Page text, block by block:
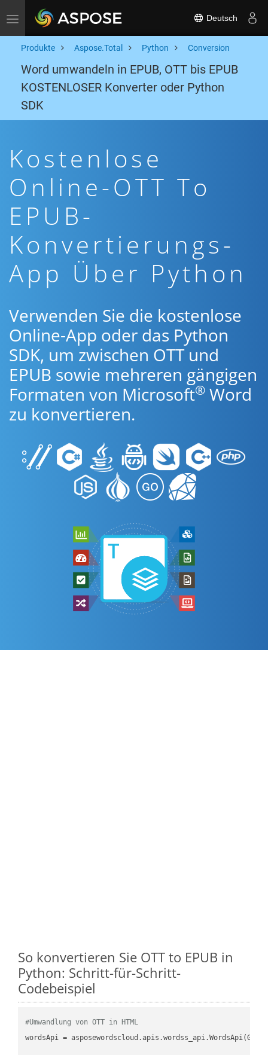
Toggle navigation Deutsch
Produkte Aspose.Total Python Conversion
Word umwandeln in EPUB, OTT bis EPUB
KOSTENLOSER Konverter oder Python
SDK
Kostenlose
Online-OTT To
EPUB-
Konvertierungs-
App Über Python
Verwenden Sie die kostenlose
Online-App oder das Python
SDK, um zwischen OTT und
EPUB sowie mehreren gängigen
Formaten von Microsoft® Word
zu konvertieren.
So konvertieren Sie OTT to EPUB in
Python: Schritt-für-Schritt-
Codebeispiel
#Umwandlung von OTT in HTML
wordsApi =